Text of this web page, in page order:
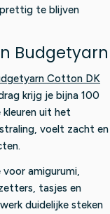
te blijven
Budgetyarn
Cotton DK
krijg je bijna 100
uit het
voelt zacht en
amigurumi,
tasjes en
duidelijke steken